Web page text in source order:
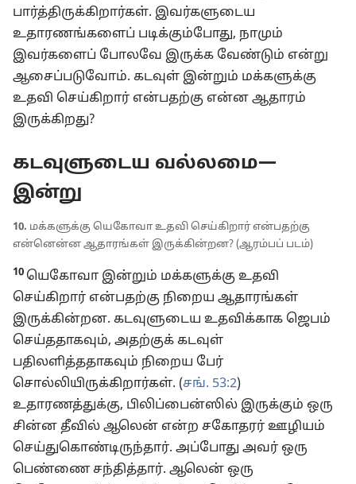
பார்த்திருக்கிறார்கள். இவர்களுடைய
உதாரணங்களைப் படிக்கும்போது, நாமும்
இவர்களைப் போலவே இருக்க வேண்டும் என்று
ஆசைப்படுவோம். கடவுள் இன்றும் மக்களுக்கு
உதவி செய்கிறார் என்பதற்கு என்ன ஆதாரம்
இருக்கிறது?
கடவுளுடைய வல்லமை—
இன்று
10. மக்களுக்கு யெகோவா உதவி செய்கிறார் என்பதற்கு
என்னென்ன ஆதாரங்கள் இருக்கின்றன? (ஆரம்பப் படம்)
10 யெகோவா இன்றும் மக்களுக்கு உதவி
செய்கிறார் என்பதற்கு நிறைய ஆதாரங்கள்
இருக்கின்றன. கடவுளுடைய உதவிக்காக ஜெபம்
செய்ததாகவும், அதற்குக் கடவுள்
பதிலளித்ததாகவும் நிறைய பேர்
சொல்லியிருக்கிறார்கள். (சங். 53:2)
உதாரணத்துக்கு, பிலிப்பைன்ஸில் இருக்கும் ஒரு
சின்ன தீவில் ஆலென் என்ற சகோதரர் ஊழியம்
செய்துகொண்டிருந்தார். அப்போது அவர் ஒரு
பெண்ணை சந்தித்தார். ஆலென் ஒரு